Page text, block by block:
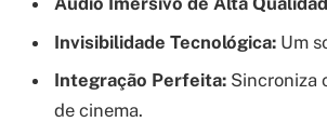
Invisibilidade Tecnológica: Um
Integração Perfeita: Sincroniza
de cinema.